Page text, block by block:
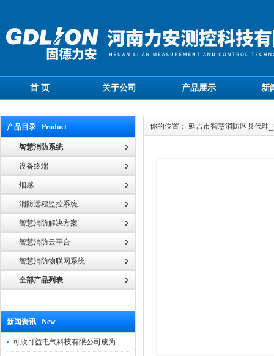
首 页 关于公司 产品展示 新
产品目录 Product
智慧消防系统
设备终端
烟感
消防远程监控系统
智慧消防解决方案
智慧消防云平台
智慧消防物联网系统
全部产品列表
新闻资讯 New
可欣可益电气科技有限公司成为力安电易云战略合作伙伴，共创智能配电新未来
你的位置： 延吉市智慧消防区县代理